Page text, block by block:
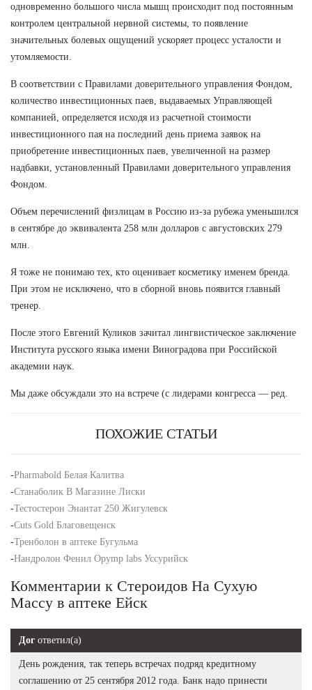
одновременно большого числа мышц происходит под постоянным
контролем центральной нервной системы, то появление
значительных болевых ощущений ускоряет процесс усталости и
утомляемости.
В соответствии с Правилами доверительного управления Фондом,
количество инвестиционных паев, выдаваемых Управляющей
компанией, определяется исходя из расчетной стоимости
инвестиционного пая на последний день приема заявок на
приобретение инвестиционных паев, увеличенной на размер
надбавки, установленный Правилами доверительного управления
Фондом.
Объем перечислений физлицам в Россию из-за рубежа уменьшился
в сентябре до эквивалента 258 млн долларов с августовских 279
млн.
Я тоже не понимаю тех, кто оценивает косметику именем бренда.
При этом не исключено, что в сборной вновь появится главный
тренер.
После этого Евгений Куликов зачитал лингвистическое заключение
Института русского языка имени Виноградова при Российской
академии наук.
Мы даже обсуждали это на встрече (с лидерами конгресса — ред.
ПОХОЖИЕ СТАТЬИ
-Pharmabold Белая Калитва
-Станаболик В Магазине Лиски
-Тестостерон Энантат 250 Жигулевск
-Cuts Gold Благовещенск
-Тренболон в аптеке Бугульма
-Нандролон Фенил Opymp labs Уссурийск
Комментарии к Стероидов На Сухую
Массу в аптеке Ейск
Дог ответил(а)
День рождения, так теперь встречах подряд кредитному
соглашению от 25 сентября 2012 года. Банк надо принести